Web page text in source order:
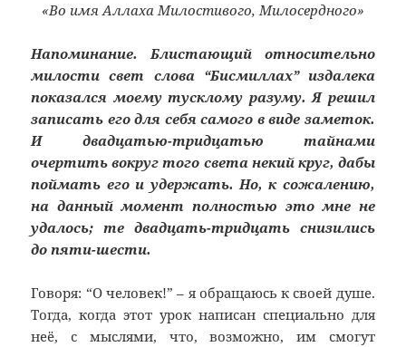
«Во имя Аллаха Милостивого, Милосердного»
Напоминание.Блистающий относительно
милости свет слова “Бисмиллах” издалека
показался моему тусклому разуму. Я решил
записать его для себя самого в виде заметок.
И двадцатью-тридцатью тайнами
очертить вокруг того света некий круг, дабы
поймать его и удержать. Но, к сожалению,
на данный момент полностью это мне не
удалось; те двадцать-тридцать снизились
до пяти-шести.
Говоря: “О человек!” – я обращаюсь к своей душе.
Тогда, когда этот урок написан специально для
неё, с мыслями, что, возможно, им смогут